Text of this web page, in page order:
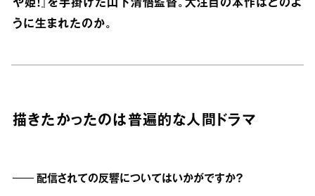
や姫！』を手掛けた山下清悟監督。大注目の本作はどのよ
うに生まれたのか。
描きたかったのは普遍的な人間ドラマ
── 配信されての反響についてはいかがですか？